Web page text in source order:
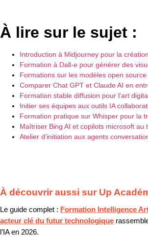
À lire sur le sujet :
Introduction à Midjourney pour la
Formation à Dall-e pour générer des
Formations sur les modèles open
Comparer Chat GPT et Claude AI en
Formation stable diffusion pour l’art
Initier ses équipes aux outils IA
Formation pratique sur Whisper pour la
Maîtriser Bing AI et copilots microsoft au
Atelier d’initiation aux agents
À découvrir aussi sur Up
Le guide complet : Formation Intelligence
acteur clé du futur technologique
l’IA en 2026.